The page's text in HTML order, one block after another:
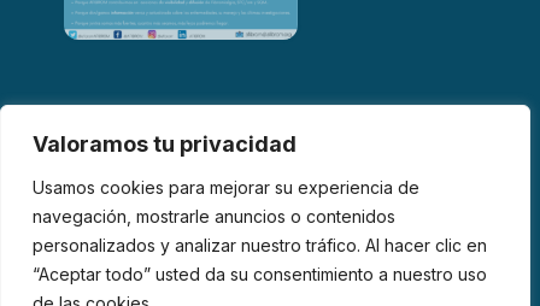
Valoramos tu privacidad
Usamos cookies para mejorar su experiencia de
navegación, mostrarle anuncios o contenidos
personalizados y analizar nuestro tráfico. Al hacer clic en
“Aceptar todo” usted da su consentimiento a nuestro uso
© 2026 AFIBROM. Todos los derechos reservados.